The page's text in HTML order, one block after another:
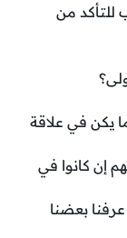
للتأكد من
يكن في علاقة
إن كانوا في
بعضنا